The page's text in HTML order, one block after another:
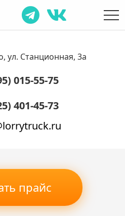
ул. Станционная, 3а
015-55-75
401-45-73
прайс